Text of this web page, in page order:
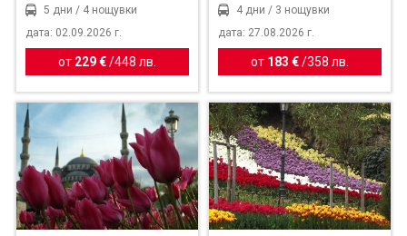
5 дни / 4 нощувки
дата: 02.09.2026 г.
от 229 € /448 лв.
4 дни / 3 нощувки
дата: 27.08.2026 г.
от 183 €/358 лв.